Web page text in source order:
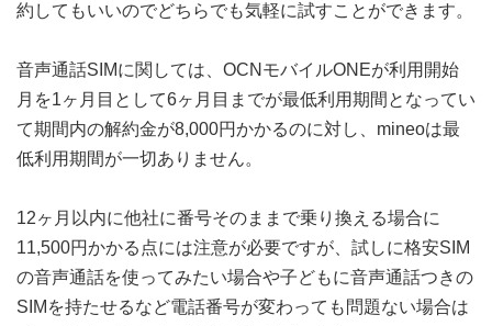
約してもいいのでどちらでも気軽に試すことができます。
音声通話SIMに関しては、OCNモバイルONEが利用開始
月を1ヶ月目として6ヶ月目までが最低利用期間となってい
て期間内の解約金が8,000円かかるのに対し、mineoは最
低利用期間が一切ありません。
12ヶ月以内に他社に番号そのままで乗り換える場合に
11,500円かかる点には注意が必要ですが、試しに格安SIM
の音声通話を使ってみたい場合や子どもに音声通話つきの
SIMを持たせるなど電話番号が変わっても問題ない場合は